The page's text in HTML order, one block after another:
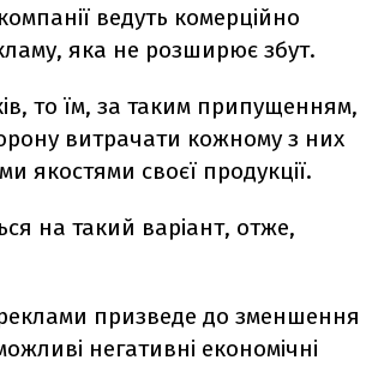
ведуть комерційно
яка не розширює збут.
то їм, за таким припущенням,
витрачати кожному з них
якостями своєї продукції.
на такий варіант, отже,
призведе до зменшення
негативні економічні